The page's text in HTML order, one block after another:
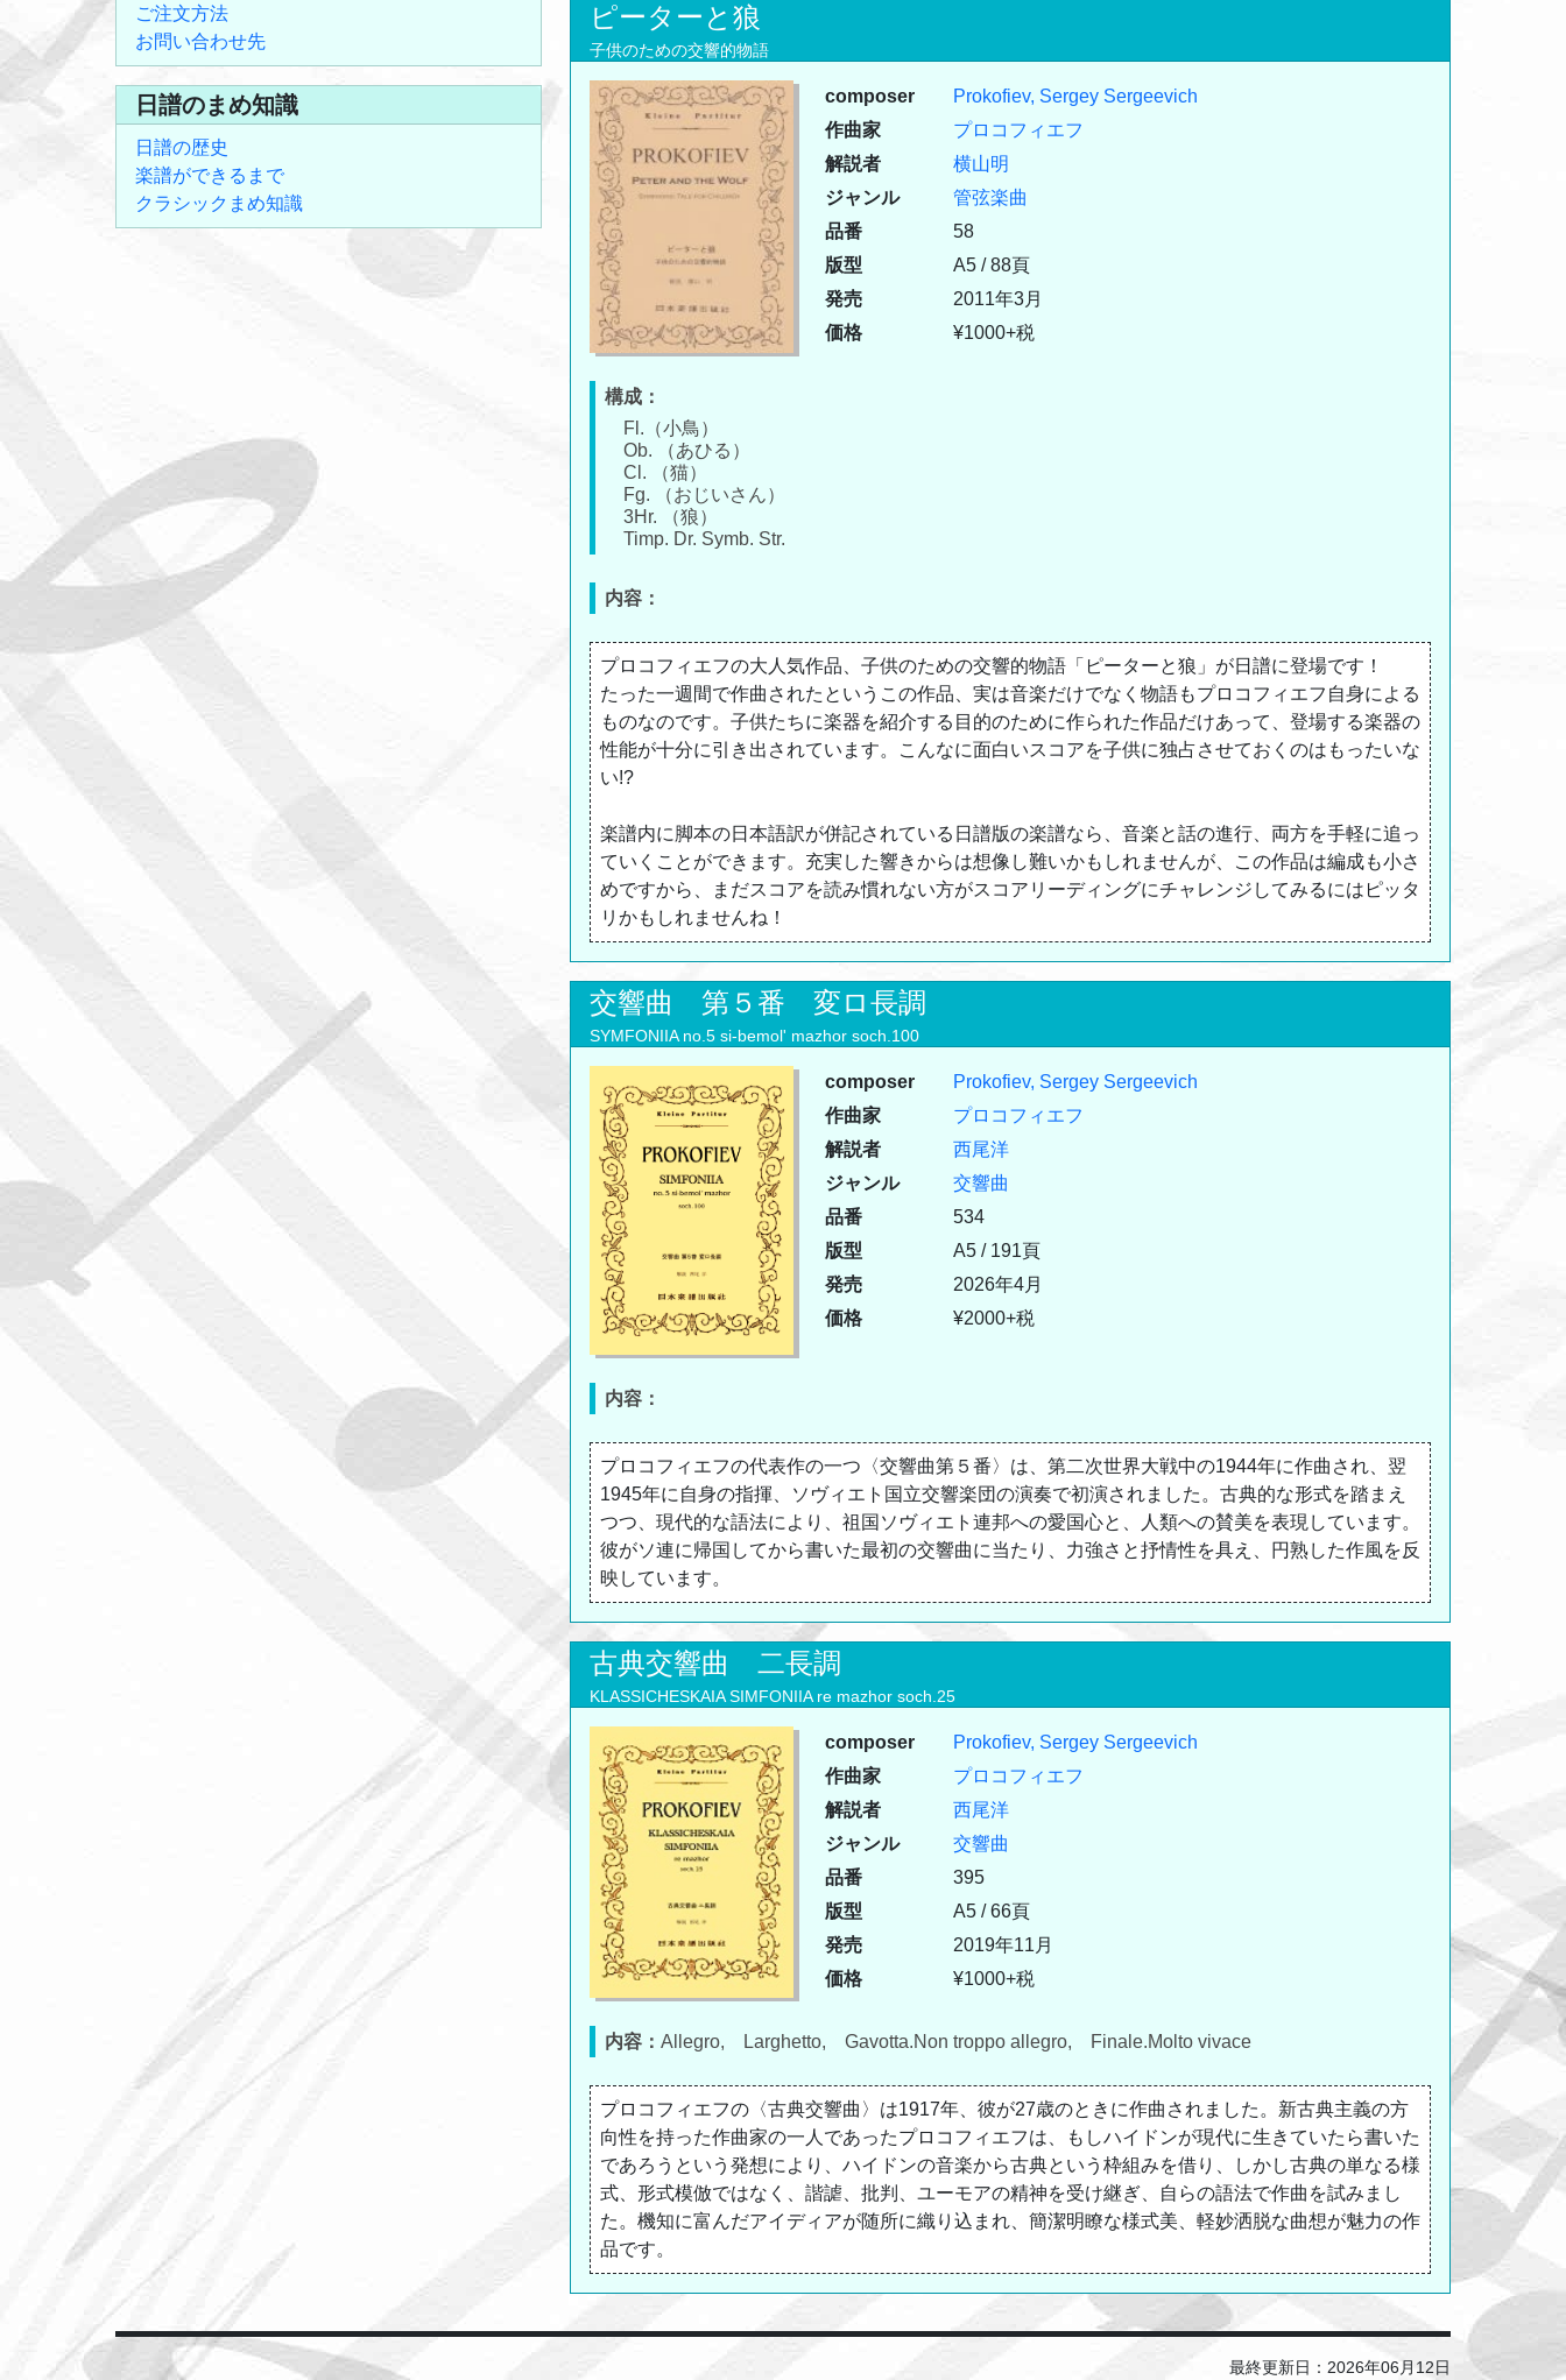
ご注文方法
お問い合わせ先
日譜のまめ知識
日譜の歴史
楽譜ができるまで
クラシックまめ知識
ピーターと狼
子供のための交響的物語
composer
Prokofiev, Sergey Sergeevich
作曲家
プロコフィエフ
解説者
横山明
ジャンル
管弦楽曲
品番
58
版型
A5 / 88頁
発売
2011年3月
価格
¥1000+税
構成：
Fl.（小鳥）
Ob. （あひる）
Cl. （猫）
Fg. （おじいさん）
3Hr. （狼）
Timp. Dr. Symb. Str.
内容：
プロコフィエフの大人気作品、子供のための交響的物語「ピーターと狼」が日譜に登場です！
たった一週間で作曲されたというこの作品、実は音楽だけでなく物語もプロコフィエフ自身による
ものなのです。子供たちに楽器を紹介する目的のために作られた作品だけあって、登場する楽器の
性能が十分に引き出されています。こんなに面白いスコアを子供に独占させておくのはもったいな
い!?
楽譜内に脚本の日本語訳が併記されている日譜版の楽譜なら、音楽と話の進行、両方を手軽に追っ
ていくことができます。充実した響きからは想像し難いかもしれませんが、この作品は編成も小さ
めですから、まだスコアを読み慣れない方がスコアリーディングにチャレンジしてみるにはピッタ
リかもしれませんね！
交響曲 第５番 変ロ長調
SYMFONIIA no.5 si-bemol' mazhor soch.100
composer
Prokofiev, Sergey Sergeevich
作曲家
プロコフィエフ
解説者
西尾洋
ジャンル
交響曲
品番
534
版型
A5 / 191頁
発売
2026年4月
価格
¥2000+税
内容：
プロコフィエフの代表作の一つ〈交響曲第５番〉は、第二次世界大戦中の1944年に作曲され、翌
1945年に自身の指揮、ソヴィエト国立交響楽団の演奏で初演されました。古典的な形式を踏まえ
つつ、現代的な語法により、祖国ソヴィエト連邦への愛国心と、人類への賛美を表現しています。
彼がソ連に帰国してから書いた最初の交響曲に当たり、力強さと抒情性を具え、円熟した作風を反
映しています。
古典交響曲 二長調
KLASSICHESKAIA SIMFONIIA re mazhor soch.25
composer
Prokofiev, Sergey Sergeevich
作曲家
プロコフィエフ
解説者
西尾洋
ジャンル
交響曲
品番
395
版型
A5 / 66頁
発売
2019年11月
価格
¥1000+税
内容： Allegro, Larghetto, Gavotta.Non troppo allegro, Finale.Molto vivace
プロコフィエフの〈古典交響曲〉は1917年、彼が27歳のときに作曲されました。新古典主義の方
向性を持った作曲家の一人であったプロコフィエフは、もしハイドンが現代に生きていたら書いた
であろうという発想により、ハイドンの音楽から古典という枠組みを借り、しかし古典の単なる様
式、形式模倣ではなく、諧謔、批判、ユーモアの精神を受け継ぎ、自らの語法で作曲を試みまし
た。機知に富んだアイディアが随所に織り込まれ、簡潔明瞭な様式美、軽妙洒脱な曲想が魅力の作
品です。
最終更新日：2026年06月12日